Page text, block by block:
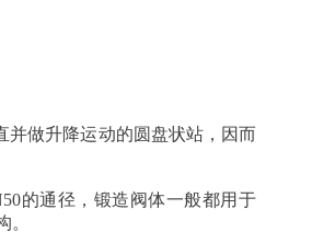
并做升降运动的圆盘状站，因而
的通径，锻造阀体一般都用于